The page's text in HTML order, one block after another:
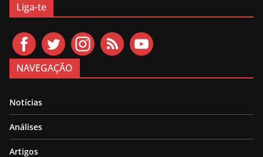
Liga-te
NAVEGAÇÃO
Notícias
Análises
Artigos